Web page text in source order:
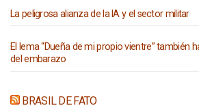
La peligrosa alianza de la IA y el sector militar
El lema “Dueña de mi propio vientre” también
del embarazo
BRASIL DE FATO